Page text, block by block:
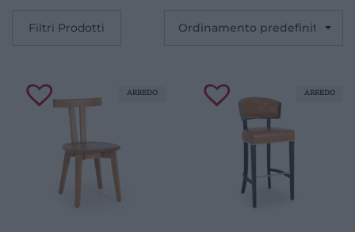
Filtri Prodotti
ARREDO ARREDO